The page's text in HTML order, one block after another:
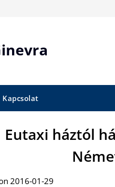
Kapcsolat
Eutaxi háztól
2016-01-29